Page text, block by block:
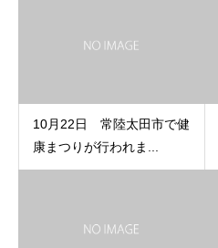
10月22日 常陸太田市で健
康まつりが行われま...